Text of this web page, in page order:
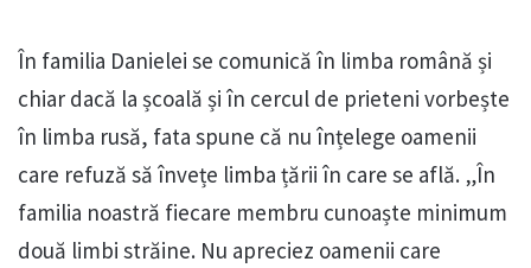
În familia Danielei se comunică în limba română și
chiar dacă la școală și în cercul de prieteni vorbește
în limba rusă, fata spune că nu înțelege oamenii
care refuză să învețe limba țării în care se află. „În
familia noastră fiecare membru cunoaște minimum
două limbi străine. Nu apreciez oamenii care